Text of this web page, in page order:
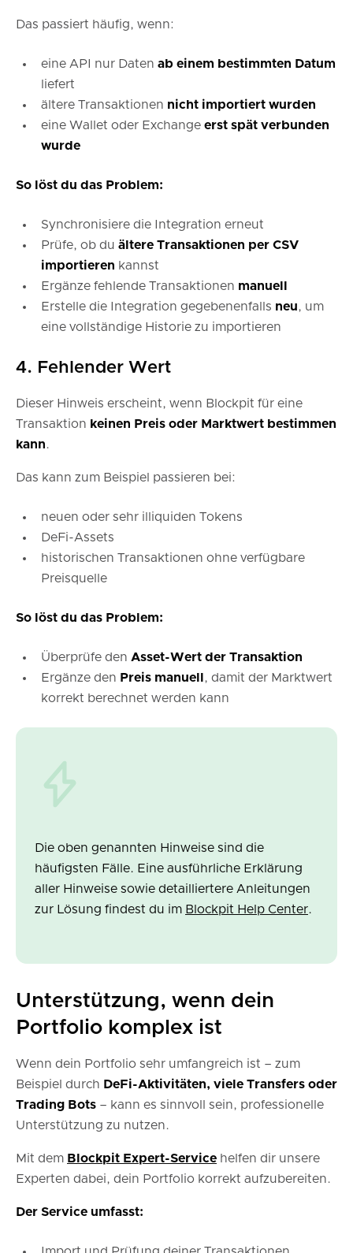
Das passiert häufig, wenn:
eine API nur Daten ab einem bestimmten Datum
liefert
ältere Transaktionen nicht importiert wurden
eine Wallet oder Exchange erst spät verbunden
wurde
So löst du das Problem:
Synchronisiere die Integration erneut
Prüfe, ob du ältere Transaktionen per CSV
importieren kannst
Ergänze fehlende Transaktionen manuell
Erstelle die Integration gegebenenfalls neu, um
eine vollständige Historie zu importieren
4. Fehlender Wert
Dieser Hinweis erscheint, wenn Blockpit für eine
Transaktion keinen Preis oder Marktwert bestimmen
kann.
Das kann zum Beispiel passieren bei:
neuen oder sehr illiquiden Tokens
DeFi-Assets
historischen Transaktionen ohne verfügbare
Preisquelle
So löst du das Problem:
Überprüfe den Asset-Wert der Transaktion
Ergänze den Preis manuell
, damit der Marktwert
korrekt berechnet werden kann
Die oben genannten Hinweise sind die
häufigsten Fälle. Eine ausführliche Erklärung
aller Hinweise sowie detailliertere Anleitungen
zur Lösung findest du im Blockpit Help Center.
Unterstützung, wenn dein
Portfolio komplex ist
Wenn dein Portfolio sehr umfangreich ist – zum
Beispiel durch DeFi-Aktivitäten, viele Transfers oder
Trading Bots – kann es sinnvoll sein, professionelle
Unterstützung zu nutzen.
Mit dem Blockpit Expert-Service helfen dir unsere
Experten dabei, dein Portfolio korrekt aufzubereiten.
Der Service umfasst: